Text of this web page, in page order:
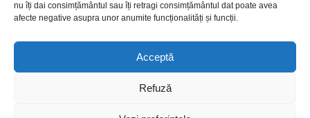
nu îți dai consimțământul sau îți retragi consimțământul dat poate avea
afecte negative asupra unor anumite funcționalități și funcții.
Acceptă
Refuză
Informații pentru seniori